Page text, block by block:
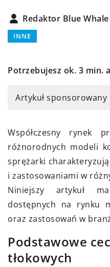
Redaktor Blue
INNE
Potrzebujesz ok. 3 min.
Artykuł sponsorowany
Współczesny rynek
różnorodnych modeli
sprężarki
i zastosowaniami w
Niniejszy artykuł
dostępnych na rynku
oraz zastosowań w
Podstawowe
tłokowych